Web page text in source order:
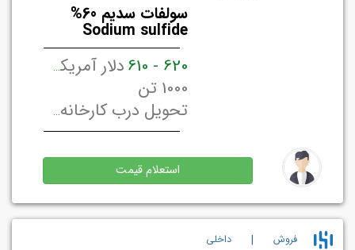
سولفات سدیم 60%
Sodium sulfide
620 - 610
دلار آمریکا / تن
1000 تن
تحویل درب کارخانه/ انبار فروشنده البرز, ایران
استعلام قیمت
فروش | داخلي